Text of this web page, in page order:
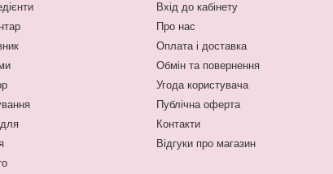
Вхід до кабінету
Про нас
Оплата і доставка
Обмін та повернення
Угода користувача
Публічна оферта
Контакти
Відгуки про магазин